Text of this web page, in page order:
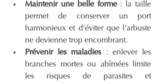
Maintenir une belle forme : la taille
permet de conserver un port
harmonieux et d’éviter que l’arbuste
ne devienne trop encombrant.
Prévenir les maladies : enlever les
branches mortes ou abîmées limite
les risques de parasites et